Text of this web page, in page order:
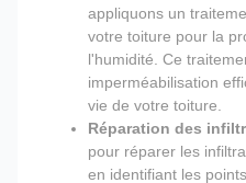
appliquons un
votre toiture pour la
l'humidité. Ce
imperméabilisation
vie de votre toiture.
Réparation des
pour réparer les
en identifiant les